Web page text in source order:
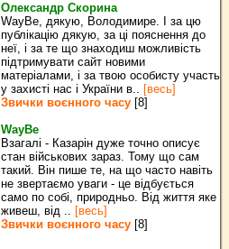
Олександр Скорина
WayBe, дякую, Володимире. І за цю
публікацію дякую, за ці пояснення до
неї, і за те що знаходиш можливість
підтримувати сайт новими
матеріалами, і за твою особисту участь
у захисті нас і України в.. [весь]
Звички воєнного часу [8]
WayBe
Взагалі - Казарін дуже точно описує
стан військових зараз. Тому що сам
такий. Він пише те, на що часто навіть
не звертаємо уваги - це відбується
само по собі, природньо. Від життя яке
живеш, від .. [весь]
Звички воєнного часу [8]